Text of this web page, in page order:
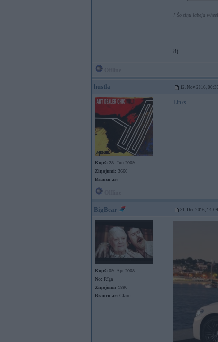
[ Šo ziņu laboja
-----------------
8)
hustla 12. Nov 2016,
Kopš: 28. Jun 2009
Ziņojumi: 3660
Braucu ar:
Links
BigBear 31. Dec 2016, 14:09
Kopš: 09. Apr 2008
No: Rīga
Ziņojumi: 1890
Braucu ar: Glanci